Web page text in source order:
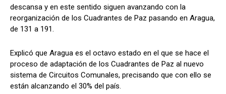
descansa y en este sentido siguen avanzando con la
reorganización de los Cuadrantes de Paz pasando en Aragua,
de 131 a 191.
Explicó que Aragua es el octavo estado en el que se hace el
proceso de adaptación de los Cuadrantes de Paz al nuevo
sistema de Circuitos Comunales, precisando que con ello se
están alcanzando el 30% del país.